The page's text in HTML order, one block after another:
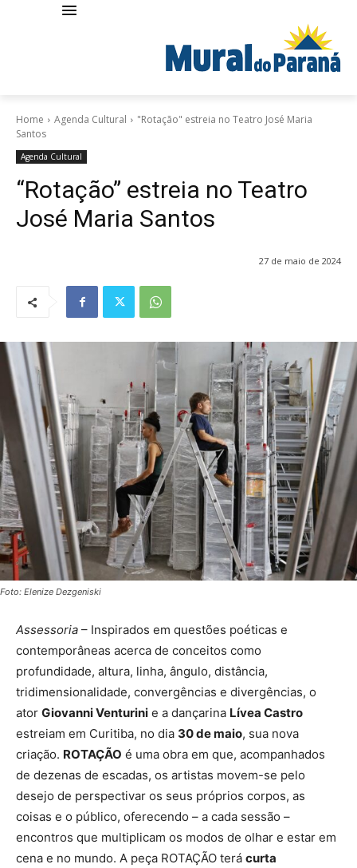
Home Agenda Cultural
"Rotação" estreia no Teatro José Maria
Santos
Agenda Cultural
“Rotação” estreia no Teatro
José Maria Santos
27 de maio de 2024
Foto: Elenize Dezgeniski
Assessoria – Inspirados em questões poéticas e
contemporâneas acerca de conceitos como
profundidade, altura, linha, ângulo, distância,
tridimensionalidade, convergências e divergências, o
ator Giovanni Venturini e a dançarina Lívea Castro
estreiam em Curitiba, no dia 30 de maio, sua nova
criação. ROTAÇÃO é uma obra em que, acompanhados
de dezenas de escadas, os artistas movem-se pelo
desejo de perspectivar os seus próprios corpos, as
coisas e o público, oferecendo – a cada sessão –
encontros que multiplicam os modos de olhar e estar em
cena e no mundo. A peça ROTAÇÃO terá curta